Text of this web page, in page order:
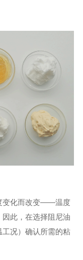
变化而改变——温度
此，在选择阻尼油
况）确认所需的粘